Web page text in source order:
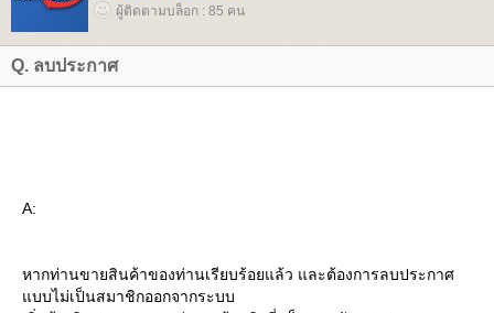
ผู้ติดตามบล็อก : 85 คน
Q. ลบประกาศ
A:
หากท่านขายสินค้าของท่านเรียบร้อยแล้ว และต้องการลบประกาศ
บบไม่เป็นสมาชิกออกจากระบบ